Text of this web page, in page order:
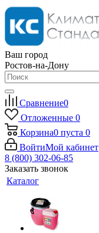
Ваш город
Ростов-на-Дону
Сравнение0
Отложенные 0
Корзина0 пуста 0
ВойтиМой кабинет
8 (800) 302-06-85
Заказать звонок
Каталог